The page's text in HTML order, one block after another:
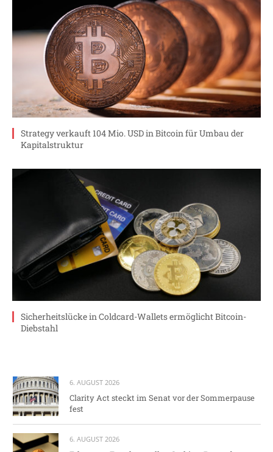
Strategy verkauft 104 Mio. USD in Bitcoin für Umbau der
Kapitalstruktur
Sicherheitslücke in Coldcard-Wallets ermöglicht Bitcoin-
Diebstahl
6. AUGUST 2026
Clarity Act steckt im Senat vor der Sommerpause
fest
6. AUGUST 2026